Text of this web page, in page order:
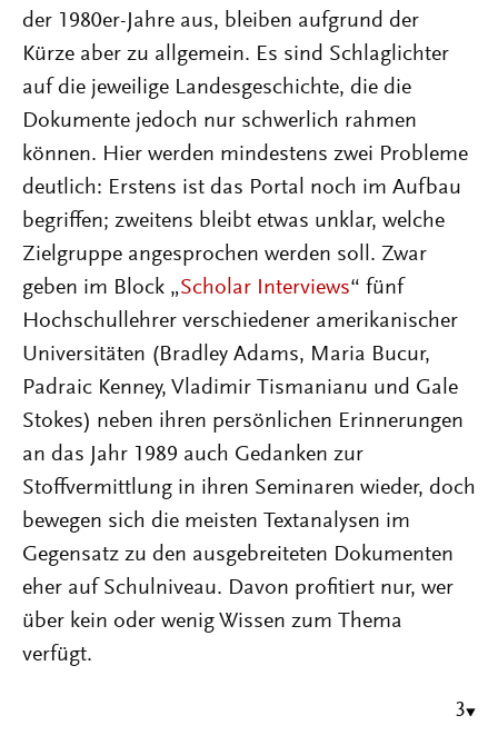
der 1980er-Jahre aus, bleiben aufgrund der
Kürze aber zu allgemein. Es sind Schlaglichter
auf die jeweilige Landesgeschichte, die die
Dokumente jedoch nur schwerlich rahmen
können. Hier werden mindestens zwei Probleme
deutlich: Erstens ist das Portal noch im Aufbau
begriffen; zweitens bleibt etwas unklar, welche
Zielgruppe angesprochen werden soll. Zwar
geben im Block „Scholar Interviews“ fünf
Hochschullehrer verschiedener amerikanischer
Universitäten (Bradley Adams, Maria Bucur,
Padraic Kenney, Vladimir Tismanianu und Gale
Stokes) neben ihren persönlichen Erinnerungen
an das Jahr 1989 auch Gedanken zur
Stoffvermittlung in ihren Seminaren wieder, doch
bewegen sich die meisten Textanalysen im
Gegensatz zu den ausgebreiteten Dokumenten
eher auf Schulniveau. Davon profitiert nur, wer
über kein oder wenig Wissen zum Thema
verfügt.
3